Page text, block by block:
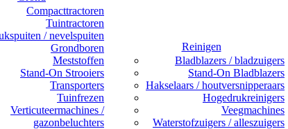
Compacttractoren
Tuintractoren
/ nevelspuiten
Grondboren
Meststoffen
Stand-On Strooiers
Transporters
Tuinfrezen
Verticuteermachines /
gazonbeluchters
Reinigen
Bladblazers / bladzuigers
Stand-On Bladblazers
Hakselaars / houtversnipperaars
Hogedrukreinigers
Veegmachines
Waterstofzuigers / alleszuigers